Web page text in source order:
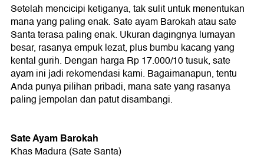
Setelah mencicipi ketiganya, tak sulit untuk menentukan
mana yang paling enak. Sate ayam Barokah atau sate
Santa terasa paling enak. Ukuran dagingnya lumayan
besar, rasanya empuk lezat, plus bumbu kacang yang
kental gurih. Dengan harga Rp 17.000/10 tusuk, sate
ayam ini jadi rekomendasi kami. Bagaimanapun, tentu
Anda punya pilihan pribadi, mana sate yang rasanya
paling jempolan dan patut disambangi.
Sate Ayam Barokah
Khas Madura (Sate Santa)